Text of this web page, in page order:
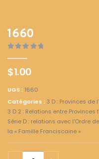
1660
$1.00
UGS : 1660
Catégories : 3 D : Provinces de
3 D 2 : Relations entre
Série D : relations avec l'Ordre
la « Famille Franciscaine »